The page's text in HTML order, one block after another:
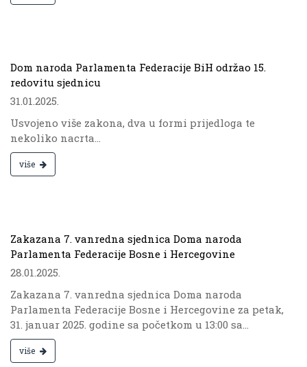
Dom naroda Parlamenta Federacije BiH održao 15.
redovitu sjednicu
31.01.2025.
Usvojeno više zakona, dva u formi prijedloga te
nekoliko nacrta...
više
Zakazana 7. vanredna sjednica Doma naroda
Parlamenta Federacije Bosne i Hercegovine
28.01.2025.
Zakazana 7. vanredna sjednica Doma naroda
Parlamenta Federacije Bosne i Hercegovine za petak,
31. januar 2025. godine sa početkom u 13:00 sa...
više